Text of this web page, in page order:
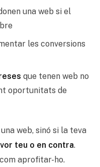
una web si el
les conversions
que tenen web no
oportunitats de
web, sinó si la teva
teu o en contra.
aprofitar-ho.